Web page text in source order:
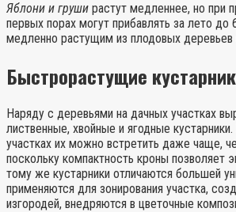
Яблони и груши растут медленнее, но при
первых порах могут прибавлять за лето
медленно растущим из плодовых деревьев
Быстрорастущие
Наряду с деревьями на дачных участках
лиственные, хвойные и ягодные
участках их можно встретить даже чаще,
поскольку компактность кроны позволяет
тому же кустарники отличаются большей
применяются для зонирования участка,
изгородей, внедряются в цветочные